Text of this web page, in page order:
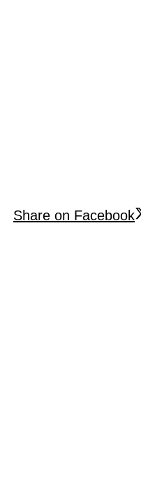
Share on Facebook